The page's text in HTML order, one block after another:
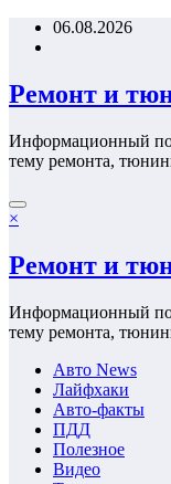
Перейти06.08.2026
Ремонт и
Информационный
тему ремонта,
×
Ремонт и
Информационный
тему ремонта,
Авто News
Лайфхаки
Авто-факты
ПДД
Полезное
Видео